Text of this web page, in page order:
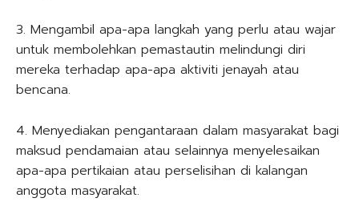
3. Mengambil apa-apa langkah yang perlu atau wajar
untuk membolehkan pemastautin melindungi diri
mereka terhadap apa-apa aktiviti jenayah atau
bencana.
4. Menyediakan pengantaraan dalam masyarakat bagi
maksud pendamaian atau selainnya menyelesaikan
apa-apa pertikaian atau perselisihan di kalangan
anggota masyarakat.